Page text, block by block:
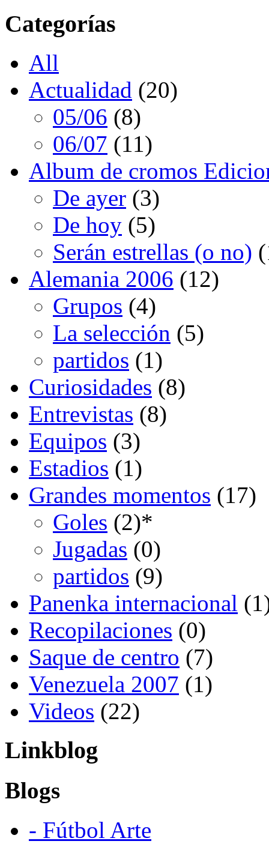
Categorías
All
Actualidad (20)
05/06 (8)
06/07 (11)
Album de cromos
De ayer (3)
De hoy (5)
Serán estrellas (o no)
Alemania 2006 (12)
Grupos (4)
La selección (5)
partidos (1)
Curiosidades (8)
Entrevistas (8)
Equipos (3)
Estadios (1)
Grandes momentos (17)
Goles (2)*
Jugadas (0)
partidos (9)
Panenka internacional
Recopilaciones (0)
Saque de centro (7)
Venezuela 2007 (1)
Videos (22)
Linkblog
Blogs
- Fútbol Arte